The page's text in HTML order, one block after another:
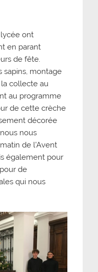
ont
en parant
de fête.
sapins, montage
collecte au
au programme
de cette crèche
décorée
nous
de l’Avent
également pour
de
qui nous